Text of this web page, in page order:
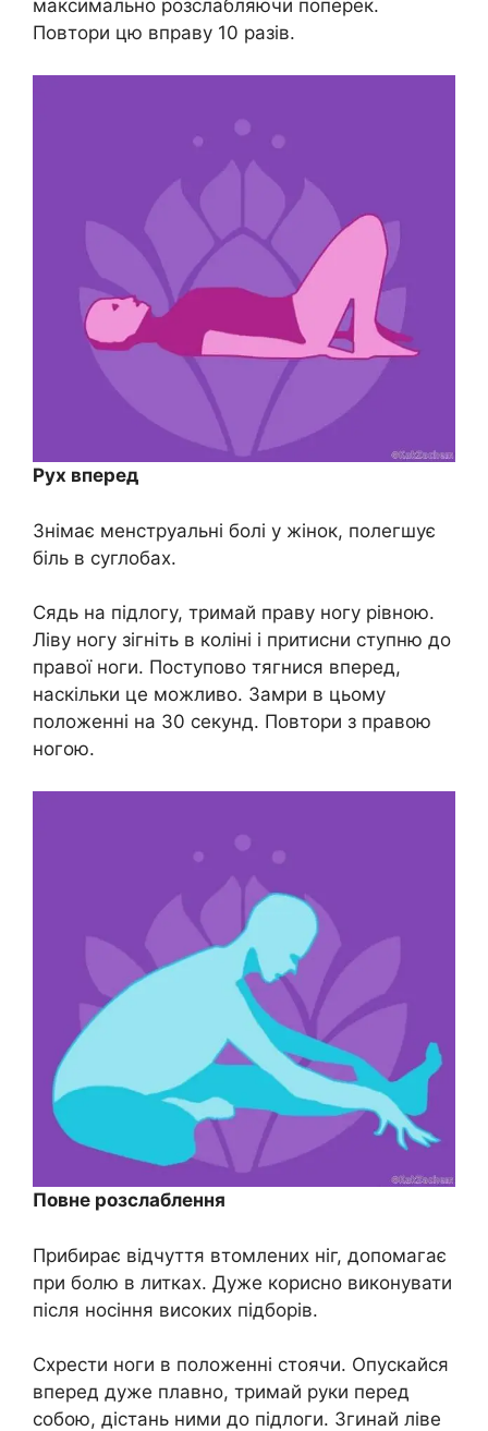
максимально розслабляючи поперек.
Повтори цю вправу 10 разів.
Рух вперед
Знімає менструальні болі у жінок, полегшує
біль в суглобах.
Сядь на підлогу, тримай праву ногу рівною.
Ліву ногу зігніть в коліні і притисни ступню до
правої ноги. Поступово тягнися вперед,
наскільки це можливо. Замри в цьому
положенні на 30 секунд. Повтори з правою
ногою.
Повне розслаблення
Прибирає відчуття втомлених ніг, допомагає
при болю в литках. Дуже корисно виконувати
після носіння високих підборів.
Схрести ноги в положенні стоячи. Опускайся
вперед дуже плавно, тримай руки перед
собою, дістань ними до підлоги. Згинай ліве